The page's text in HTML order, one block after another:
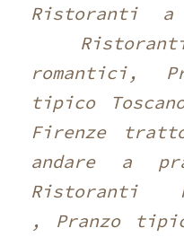
Ristoranti
romantici,
tipico
Firenze
andare a
Ristoranti
, Pranzo